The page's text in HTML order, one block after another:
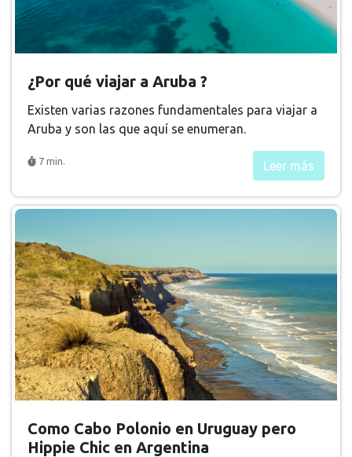
¿Por qué viajar a Aruba ?
Existen varias razones fundamentales para viajar a
Aruba y son las que aquí se enumeran.
7 min. Leer más
Como Cabo Polonio en Uruguay pero
Hippie Chic en Argentina